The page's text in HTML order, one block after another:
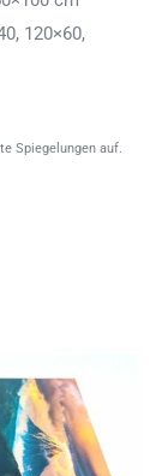
120×60,
Spiegelungen auf.